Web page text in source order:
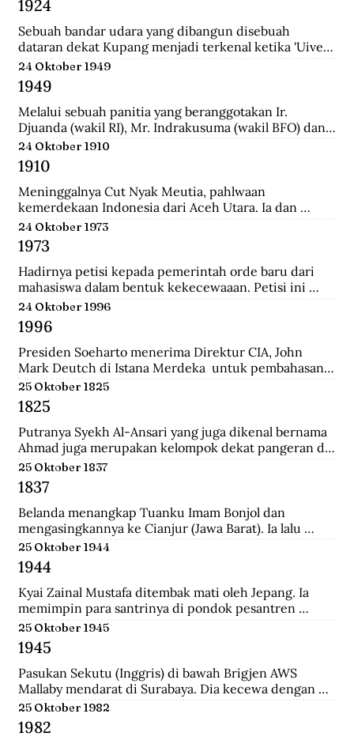
School (HIS) dan MULO di Solo, lalu ke AMS di
Yogyakarta, kemudian mengambil jurusan Teknik Sipil
di Technische Hoogeschool te Bandoeng (sekarang
ITB).
1924
Sebuah bandar udara yang dibangun disebuah
dataran dekat Kupang menjadi terkenal ketika 'Uiver',
pesawat Belanda KLM DC-2 yang sedang dicoba
menerbangi jalur niaga dari London ke Sydney
mendarat di situ untuk mengisi bahan bakar.
24 Oktober 1949
1949
Melalui sebuah panitia yang beranggotakan Ir.
Djuanda (wakil RI), Mr. Indrakusuma (wakil BFO) dan
Hirschfeld (wakil Belanda), membuat perjanjian
bahwa RIS akan mengambil alih pijaman-pinjaman
Hindia Belanda yang semuanya berjumlah 4.300 juta
gulden.
24 Oktober 1910
1910
Meninggalnya Cut Nyak Meutia, pahlwaan
kemerdekaan Indonesia dari Aceh Utara. Ia dan
pasukannya terus melakukan perlawanan dengan
menyerang dan merampas pos kolonial di wilaya Gayo
yang melewati hutan.
24 Oktober 1973
1973
Hadirnya petisi kepada pemerintah orde baru dari
mahasiswa dalam bentuk kekecewaaan. Petisi ini
dipicu karena adanya penyelewengan yang dilakukan
oleh pemerintah dan korupsi yang besar.
24 Oktober 1996
1996
Presiden Soeharto menerima Direktur CIA, John
Mark Deutch di Istana Merdeka  untuk pembahasan
perkembangan Indonesia.
25 Oktober 1825
1825
Putranya Syekh Al-Ansari yang juga dikenal bernama
Ahmad juga merupakan kelompok dekat pangeran di
Tegalrejo sebelum Perang Jawa dan tewas
mempertahankan markas Diponegoro di Selarong.
25 Oktober 1837
1837
Belanda menangkap Tuanku Imam Bonjol dan
mengasingkannya ke Cianjur (Jawa Barat). Ia lalu
dipindahkan ke Ambon (Maluku), terus ke Manado
(Sulawesi Utara) sampai wafat.
25 Oktober 1944
1944
Kyai Zainal Mustafa ditembak mati oleh Jepang. Ia
memimpin para santrinya di pondok pesantren
Sukamanah, menghadapi serangan pihak jepang.
Peristiwa itu dipicu oleh kedatangan empat opsir
Jepang ke pondok sehari sebelumnya untuk
membawa Kyai  Zainal menghadap pemerintah
Jepang di Tasikmalaya.
25 Oktober 1945
1945
Pasukan Sekutu (Inggris) di bawah Brigjen AWS
Mallaby mendarat di Surabaya. Dia kecewa dengan
keputusan para petinggi Sekutu terhadap rakyat
Surabaya.
25 Oktober 1982
1982